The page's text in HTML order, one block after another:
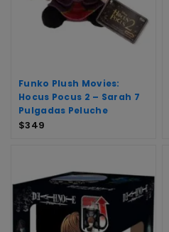
Funko Plush Movies:
Hocus Pocus 2 – Sarah 7
Pulgadas Peluche
$349